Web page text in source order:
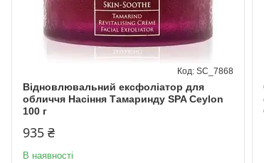
Відновлювальний ексфоліатор для
обличчя Насіння Тамаринду SPA Ceylon
100 г
SC_7868
935 ₴
В наявності